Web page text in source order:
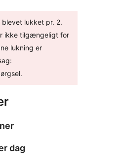
lukket pr. 2.
ikke tilgængeligt for
lukning er
dag